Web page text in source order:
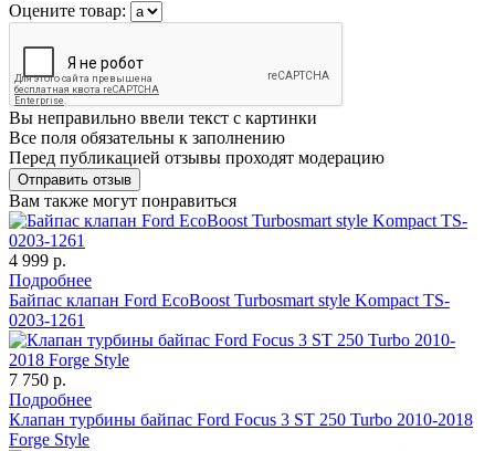
Оцените товар:
Вы неправильно ввели текст с картинки
Все поля обязательны к заполнению
Перед публикацией отзывы проходят модерацию
Вам также могут понравиться
4 999 р.
Подробнее
Байпас клапан Ford EcoBoost Turbosmart style Kompact TS-
0203-1261
7 750 р.
Подробнее
Клапан турбины байпас Ford Focus 3 ST 250 Turbo 2010-2018
Forge Style